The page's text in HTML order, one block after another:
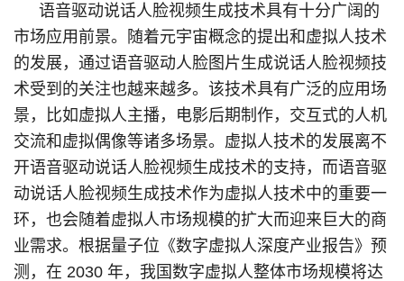
语音驱动说话人脸视频生成技术具有十分广阔的
市场应用前景。随着元宇宙概念的提出和虚拟人技术
的发展，通过语音驱动人脸图片生成说话人脸视频技
术受到的关注也越来越多。该技术具有广泛的应用场
景，比如虚拟人主播，电影后期制作，交互式的人机
交流和虚拟偶像等诸多场景。虚拟人技术的发展离不
开语音驱动说话人脸视频生成技术的支持，而语音驱
动说话人脸视频生成技术作为虚拟人技术中的重要一
环，也会随着虚拟人市场规模的扩大而迎来巨大的商
业需求。根据量子位《数字虚拟人深度产业报告》预
测，在 2030 年，我国数字虚拟人整体市场规模将达